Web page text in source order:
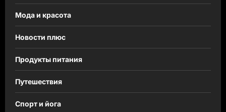
Мода и красота
Новости плюс
Продукты питания
Путешествия
Спорт и йога